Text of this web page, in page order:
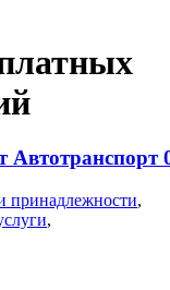
Автотранспорт
принадлежности,
,